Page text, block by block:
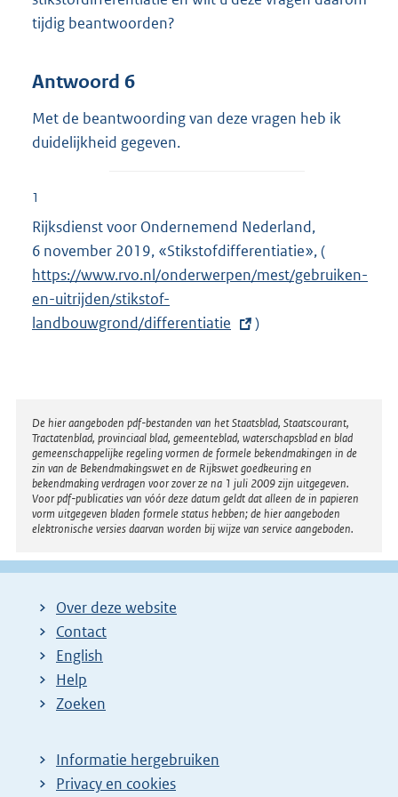
tijdig beantwoorden?
Antwoord 6
Met de beantwoording van deze vragen heb ik
duidelijkheid gegeven.
1
Rijksdienst voor Ondernemend Nederland,
6 november 2019, «Stikstofdifferentiatie», (
x
l
i
k
:
https://www.rvo.nl/onderwerpen/mest/gebruiken-
en-uitrijden/stikstof-
landbouwgrond/differentiatie
)
Disclaimer
De hier aangeboden pdf-bestanden van het Staatsblad, Staatscourant,
Tractatenblad, provinciaal blad, gemeenteblad, waterschapsblad en blad
gemeenschappelijke regeling vormen de formele bekendmakingen in de
zin van de Bekendmakingswet en de Rijkswet goedkeuring en
bekendmaking verdragen voor zover ze na 1 juli 2009 zijn uitgegeven.
Voor pdf-publicaties van vóór deze datum geldt dat alleen de in papieren
vorm uitgegeven bladen formele status hebben; de hier aangeboden
elektronische versies daarvan worden bij wijze van service aangeboden.
Over deze website
Contact
English
Help
Zoeken
Informatie hergebruiken
Privacy en cookies